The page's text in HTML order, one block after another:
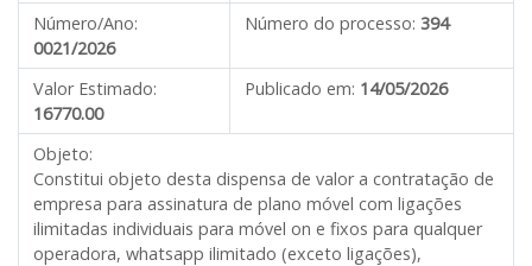
Número/Ano:
0021/2026
Número do processo: 394
Valor Estimado:
16770.00
Publicado em: 14/05/2026
Objeto:
Constitui objeto desta dispensa de valor a contratação de
empresa para assinatura de plano móvel com ligações
ilimitadas individuais para móvel on e fixos para qualquer
operadora, whatsapp ilimitado (exceto ligações),